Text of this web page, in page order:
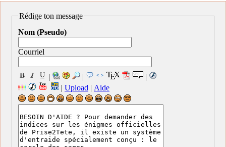
Rédige ton message
Nom (Pseudo)
Courriel
| |
|
| Upload | Aide